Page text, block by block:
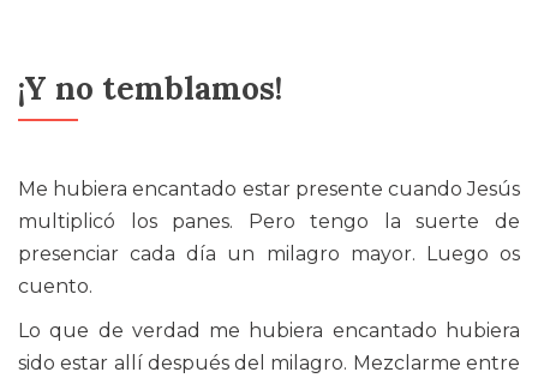
¡Y no temblamos!
Me hubiera encantado estar presente cuando Jesús
multiplicó los panes. Pero tengo la suerte de
presenciar cada día un milagro mayor. Luego os
cuento.
Lo que de verdad me hubiera encantado hubiera
sido estar allí después del milagro. Mezclarme entre